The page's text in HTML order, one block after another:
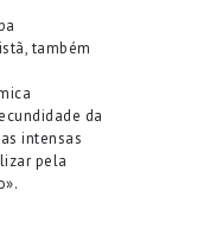
também
da
intensas
pela